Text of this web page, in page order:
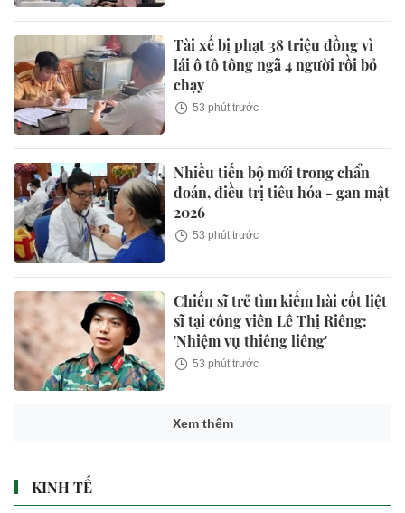
Tài xế bị phạt 38 triệu đồng vì
lái ô tô tông ngã 4 người rồi bỏ
chạy
53 phút trước
Nhiều tiến bộ mới trong chẩn
đoán, điều trị tiêu hóa - gan mật
2026
53 phút trước
Chiến sĩ trẻ tìm kiếm hài cốt liệt
sĩ tại công viên Lê Thị Riêng:
'Nhiệm vụ thiêng liêng'
53 phút trước
Xem thêm
KINH TẾ